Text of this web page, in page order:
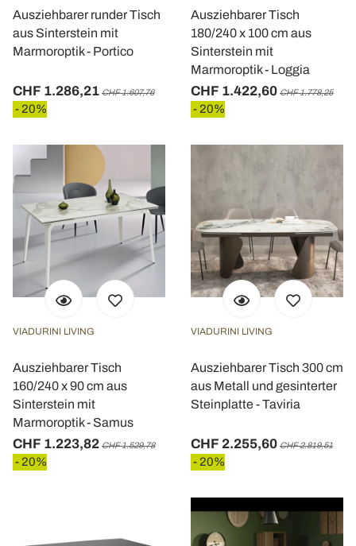
Ausziehbarer runder Tisch
aus Sinterstein mit
Marmoroptik - Portico
CHF 1.286,21 CHF 1.607,76
- 20%
Ausziehbarer Tisch
180/240 x 100 cm aus
Sinterstein mit
Marmoroptik - Loggia
CHF 1.422,60 CHF 1.778,25
- 20%
VIADURINI LIVING
Ausziehbarer Tisch
160/240 x 90 cm aus
Sinterstein mit
Marmoroptik - Samus
CHF 1.223,82 CHF 1.529,78
- 20%
VIADURINI LIVING
Ausziehbarer Tisch 300 cm
aus Metall und gesinterter
Steinplatte - Taviria
CHF 2.255,60 CHF 2.819,51
- 20%